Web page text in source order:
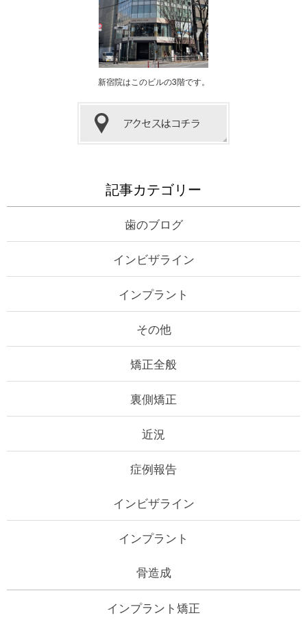
新宿院はこのビルの3階です。
記事カテゴリー
歯のブログ
インビザライン
インプラント
その他
矯正全般
裏側矯正
近況
症例報告
インビザライン
インプラント
骨造成
インプラント矯正